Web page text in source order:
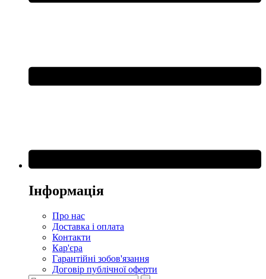
Інформація
Про нас
Доставка і оплата
Контакти
Кар'єра
Гарантійні зобов'язання
Договір публічної оферти